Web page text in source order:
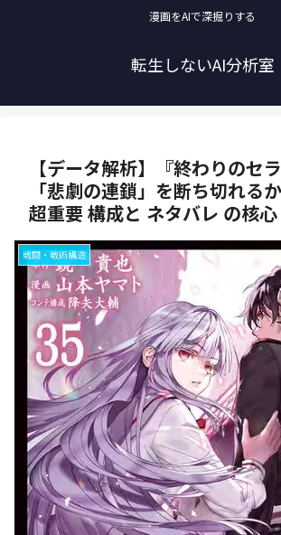
漫画をAIで深掘りする
転生しないAI分析室
【データ解析】『終わりのセ
「悲劇の連鎖」を断ち切れる
超重要 構成と ネタバレ の核心
戦闘・戦術構造